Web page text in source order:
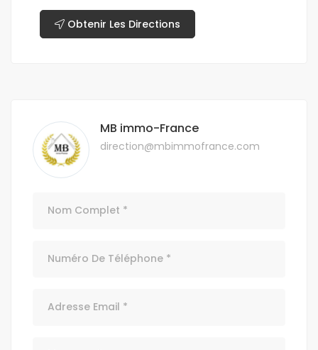
Obtenir Les Directions
MB immo-France
direction@mbimmofrance.com